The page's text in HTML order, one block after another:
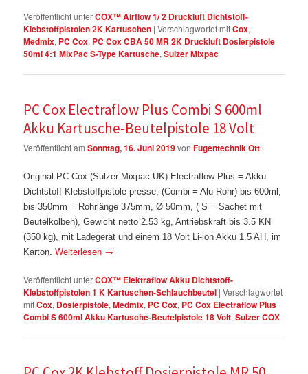
Veröffentlicht unterCOX™ Airflow 1/ 2 Druckluft Dichtstoff-
Klebstoffpistolen 2K Kartuschen |Verschlagwortet mitCox,
Medmix, PC Cox, PC Cox CBA 50 MR 2K Druckluft Dosierpistole
50ml 4:1 MixPac S-Type Kartusche,Sulzer Mixpac
PC Cox Electraflow Plus Combi S 600ml
Akku Kartusche-Beutelpistole 18 Volt
Veröffentlicht amSonntag, 16. Juni 2019vonFugentechnik Ott
Original PC Cox (Sulzer Mixpac UK) Electraflow Plus = Akku
Dichtstoff-Klebstoffpistole-presse, (Combi = Alu Rohr) bis 600ml,
bis 350mm = Rohrlänge 375mm, Ø 50mm, ( S = Sachet mit
Beutelkolben), Gewicht netto 2.53 kg, Antriebskraft bis 3.5 KN
(350 kg), mit Ladegerät und einem 18 Volt Li-ion Akku 1.5 AH, im
Karton. Weiterlesen →
Veröffentlicht unterCOX™ Elektraflow Akku Dichtstoff-
Klebstoffpistolen 1 K Kartuschen-Schlauchbeutel |Verschlagwortet
mitCox, Dosierpistole,Medmix, PC Cox, PC Cox Electraflow Plus
Combi S 600ml Akku Kartusche-Beutelpistole 18 Volt,Sulzer COX